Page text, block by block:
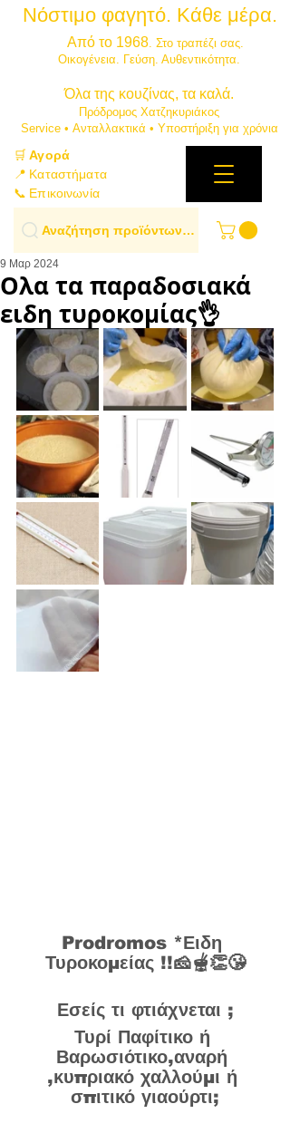
Νόστιμο φαγητό. Κάθε μέρα.
Από το 1968. Στο τραπέζι σας.
​Οικογένεια. Γεύση. Αυθεντικότητα.
​Όλα της κουζίνας, τα καλά.
Πρόδρομος Χατζηκυριάκος
​Service • Ανταλλακτικά • Υποστήριξη για χρόνια
🛒Αγορά
📍 Καταστήματα
📞 Επικοινωνία
Αναζήτηση προϊόντων…
Ολα τα παραδοσιακά
ειδη τυροκομίας👌
9 Μαρ 2024
Prodromos *Ειδη
Τυροκομείας !!🧀🫕👏😘
Εσείς τι φτιάχνεται ;
Τυρί Παφίτικο ή
Βαρωσιότικο,αναρή
,κυπριακό χαλλούμι ή
σπιτικό γιαούρτι;